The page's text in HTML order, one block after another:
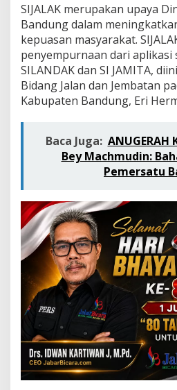
i
S
I
J
A
L
A
K
i
i
n
i
s
i
E
r
i
r
m
w
SIJALAK merupakan upaya
Bandung dalam
kepuasan masyarakat.
penyempurnaan dari aplikasi
SILANDAK dan SI JAMITA,
Bidang Jalan dan Jembatan
Kabupaten Bandung, Eri
Baca Juga: ANUGERAH
Bey Machmudin:
Pemersatu